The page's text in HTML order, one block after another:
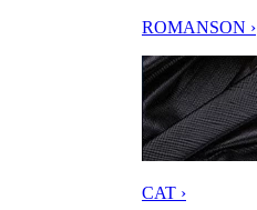
ROMANSON ›
CAT ›